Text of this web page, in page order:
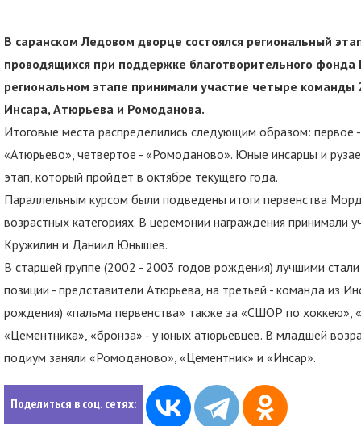
В саранском Ледовом дворце состоялся региональный
проводящихся при поддержке благотворительного фонда
региональном этапе принимали участие четыре команды
Инсара, Атюрьева и Ромоданова.
Итоговые места распределились следующим образом: первое
«Атюрьево», четвертое - «Ромоданово». Юные инсарцы и
этап, который пройдет в октябре текущего года.
Параллельным курсом были подведены итоги первенства
возрастных категориях. В церемонии награждения принимали
Кружилин и Даниил Юнышев.
В старшей группе (2002 - 2003 годов рождения) лучшими
позиции - представители Атюрьева, на третьей - команда из
рождения) «пальма первенства» также за «СШОР по хоккею»,
«Цементника», «бронза» - у юных атюрьевцев. В младшей
подиум заняли «Ромоданово», «Цементник» и «Инсар».
Поделиться в соц. сетях: